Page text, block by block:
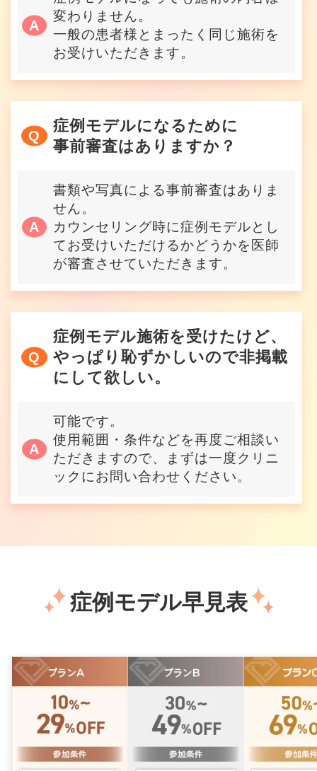
変わりません。
一般の患者様とまったく同じ施術を
お受けいただきます。
症例モデルになるために
事前審査はありますか？
書類や写真による事前審査はありま
せん。
カウンセリング時に症例モデルとし
てお受けいただけるかどうかを医師
が審査させていただきます。
症例モデル施術を受けたけど、
やっぱり恥ずかしいので非掲載
にして欲しい。
可能です。
使用範囲・条件などを再度ご相談い
ただきますので、まずは一度クリニ
ックにお問い合わせください。
症例モデル早見表